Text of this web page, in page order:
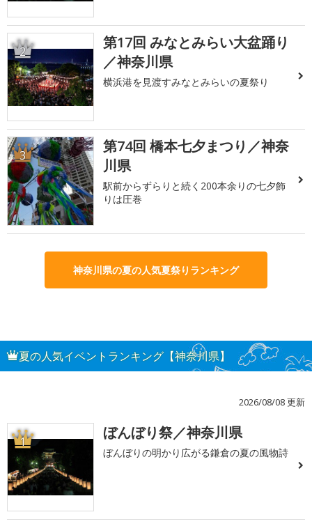
2
第17回 みなとみらい大盆踊り
／神奈川県
横浜港を見渡すみなとみらいの夏祭り
3
第74回 橋本七夕まつり／神奈
川県
駅前からずらりと続く200本余りの七夕飾
りは圧巻
神奈川県の夏の人気夏祭りランキング
夏の人気イベントランキング【神奈川県】
2026/08/08 更新
1 ぼんぼり祭／神奈川県
ぼんぼりの明かり広がる鎌倉の夏の風物詩